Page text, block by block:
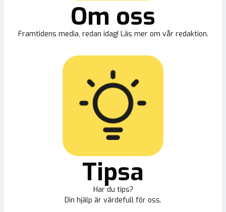
Om oss
Framtidens media, redan idag! Läs mer om vår redaktion.
Tipsa
Har du tips?
Din hjälp är värdefull för oss.